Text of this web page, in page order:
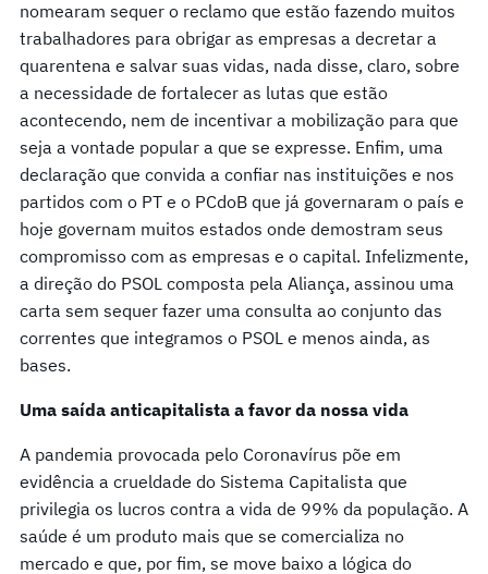
nomearam sequer o reclamo que estão fazendo muitos
trabalhadores para obrigar as empresas a decretar a
quarentena e salvar suas vidas, nada disse, claro, sobre
a necessidade de fortalecer as lutas que estão
acontecendo, nem de incentivar a mobilização para que
seja a vontade popular a que se expresse. Enfim, uma
declaração que convida a confiar nas instituições e nos
partidos com o PT e o PCdoB que já governaram o país e
hoje governam muitos estados onde demostram seus
compromisso com as empresas e o capital. Infelizmente,
a direção do PSOL composta pela Aliança, assinou uma
carta sem sequer fazer uma consulta ao conjunto das
correntes que integramos o PSOL e menos ainda, as
bases.
Uma saída anticapitalista a favor da nossa vida
A pandemia provocada pelo Coronavírus põe em
evidência a crueldade do Sistema Capitalista que
privilegia os lucros contra a vida de 99% da população. A
saúde é um produto mais que se comercializa no
mercado e que, por fim, se move baixo a lógica do